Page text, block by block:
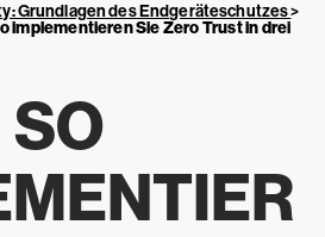
Grundlagen des Endgeräteschutzes>
implementieren Sie Zero Trust in drei
SO